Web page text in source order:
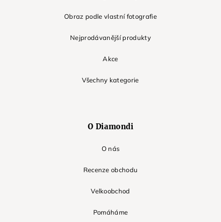
Obraz podle vlastní fotografie
Nejprodávanější produkty
Akce
Všechny kategorie
O Diamondi
O nás
Recenze obchodu
Velkoobchod
Pomáháme